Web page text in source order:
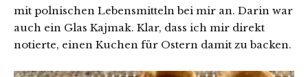
mit polnischen Lebensmitteln bei mir an. Darin war
auch ein Glas Kajmak. Klar, dass ich mir direkt
notierte, einen Kuchen für Ostern damit zu backen.